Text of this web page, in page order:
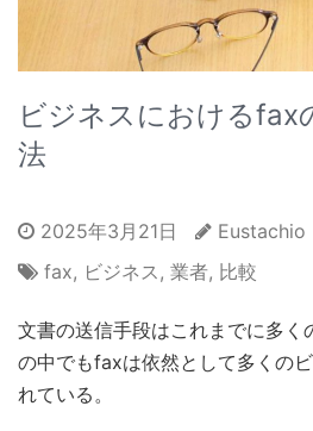
ビジネスにおけるfax
法
2025年3月21日
Eustachio
fax, ビジネス , 業者, 比較
文書の送信手段はこれまでに多く
の中でもfaxは依然として多くの
れている。